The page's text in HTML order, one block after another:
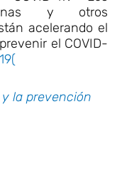
y otros
acelerando el
el COVID-
la prevención